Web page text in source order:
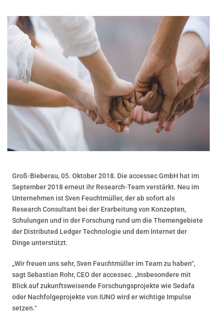
Groß-Bieberau, 05. Oktober 2018. Die accessec GmbH hat im
September 2018 erneut ihr Research-Team verstärkt. Neu im
Unternehmen ist Sven Feuchtmüller, der ab sofort als
Research Consultant bei der Erarbeitung von Konzepten,
Schulungen und in der Forschung rund um die Themengebiete
der Distributed Ledger Technologie und dem Internet der
Dinge unterstützt.
„Wir freuen uns sehr, Sven Feuchtmüller im Team zu haben“,
sagt Sebastian Rohr, CEO der accessec. „Insbesondere mit
Blick auf zukunftsweisende Forschungsprojekte wie Sedafa
oder Nachfolgeprojekte von IUNO wird er wichtige Impulse
setzen.“